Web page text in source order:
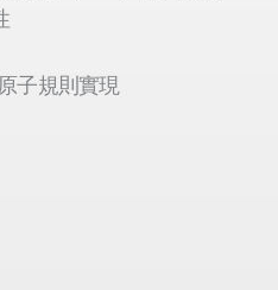
子規則實現